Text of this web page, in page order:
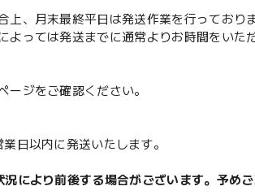
、月末最終平日は発送作業を行っておりま
っては発送までに通常よりお時間をいた
ージをご確認ください。
日以内に発送いたします。
により前後する場合がございます。予めご